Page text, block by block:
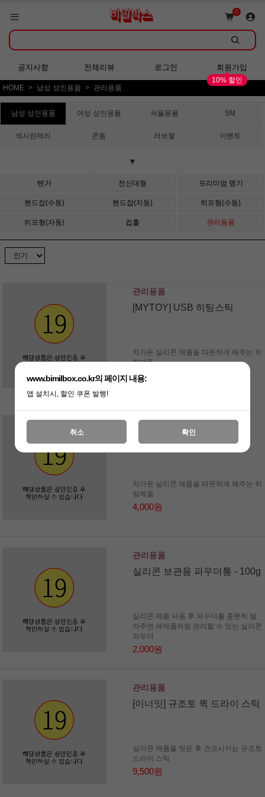
0
회원가입 시 다양한 혜택 증정!
쇼핑몰 GRAND OPEN!
공지사항 전체리뷰 로그인 회원가입
10% 할인
HOME
남성 성인용품 관리용품
남성 성인용품 여성 성인용품 커플용품 SM
섹시란제리 콘돔 러브젤 이벤트
▼
텐가 전신대형 프리미엄 명기
핸드잡(수동) 핸드잡(자동) 히프형(수동)
히프형(자동) 컵홀 관리용품
관리용품
[MYTOY] USB 히팅스틱
차가운 실리콘 제품을 따뜻하게 해주는 히
팅제품
4,000원
관리용품
[MYTOY] 온열팩
차가운 실리콘 제품을 따뜻하게 해주는 히
팅제품
4,000원
관리용품
실리콘 보관용 파우더통 - 100g
실리콘 제품 사용 후 파우더를 충분히 발
라주면 새제품처럼 관리할 수 있는 실리콘
파우더
2,000원
관리용품
[이너잇] 규조토 퀵 드라이 스틱
실리콘 제품을 씻은 후 건조시키는 규조토
드라이 스틱
9,500원
www.bimilbox.co.kr의 페이지 내용:
앱 설치시, 할인 쿠폰 발행!
취소 확인